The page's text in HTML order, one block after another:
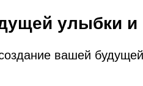
улыбки и
вашей